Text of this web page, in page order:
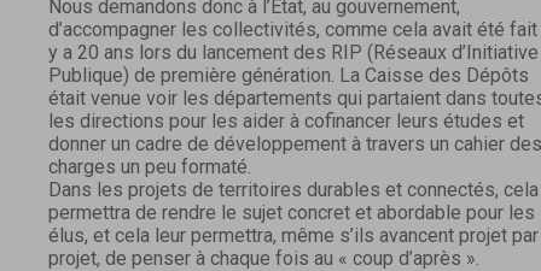
Nous demandons donc à l’Etat, au gouvernement,
d’accompagner les collectivités, comme cela avait été
y a 20 ans lors du lancement des RIP (Réseaux d’Initiative
Publique) de première génération. La Caisse des Dépôts
était venue voir les départements qui partaient dans
les directions pour les aider à cofinancer leurs études et
donner un cadre de développement à travers un cahier des
charges un peu formaté.
Dans les projets de territoires durables et connectés, cela
permettra de rendre le sujet concret et abordable pour les
élus, et cela leur permettra, même s’ils avancent projet par
projet, de penser à chaque fois au « coup d’après ».